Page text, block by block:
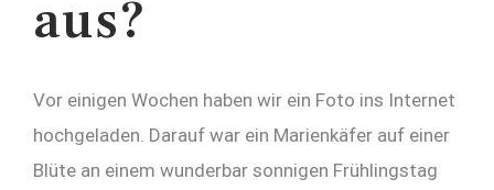
aus?
Vor einigen Wochen haben wir ein Foto ins Internet
hochgeladen. Darauf war ein Marienkäfer auf einer
Blüte an einem wunderbar sonnigen Frühlingstag